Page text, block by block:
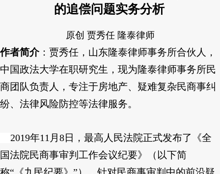
的追偿问题实务分析
原创 贾秀任 隆泰律师
作者简介：贾秀任，山东隆泰律师事务所合伙人，
中国政法大学在职研究生，现为隆泰律师事务所民
商团队负责人，专注于房地产、疑难复杂民商事纠
纷、法律风险防控等法律服务。
2019年11月8日，最高人民法院正式发布了《全
国法院民商事审判工作会议纪要》（以下简
称“《九民纪要》”），针对民商事审判中的前沿疑